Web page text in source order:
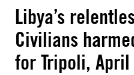
Libya’s
Civilians
for Tripoli,